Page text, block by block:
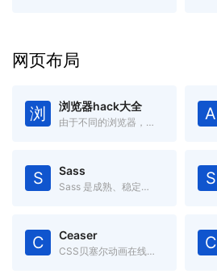
网页布局
浏 浏览器hack大全
由于不同的浏览器，对CSS的解析认识不一样，因此会导致生成的页面效果不一样，于是就有了针对不同的浏览器写不同的CSS code A
S Sass
Sass 是成熟、稳定、强大的 CSS 扩展语言。 S
C Ceaser
CSS贝塞尔动画在线调试工具 C